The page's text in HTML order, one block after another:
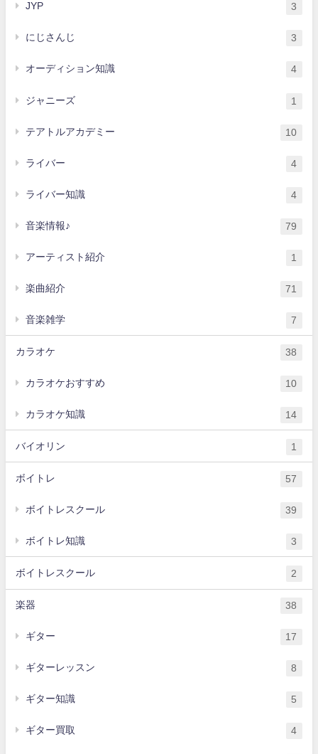
JYP 3
にじさんじ 3
オーディション知識 4
ジャニーズ 1
テアトルアカデミー 10
ライバー 4
ライバー知識 4
音楽情報♪ 79
アーティスト紹介 1
楽曲紹介 71
音楽雑学 7
カラオケ 38
カラオケおすすめ 10
カラオケ知識 14
バイオリン 1
ボイトレ 57
ボイトレスクール 39
ボイトレ知識 3
ボイトレスクール 2
楽器 38
ギター 17
ギターレッスン 8
ギター知識 5
ギター買取 4